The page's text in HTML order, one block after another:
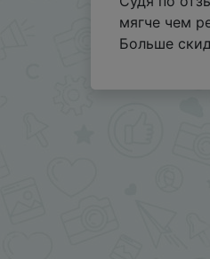
мягче чем
Больше